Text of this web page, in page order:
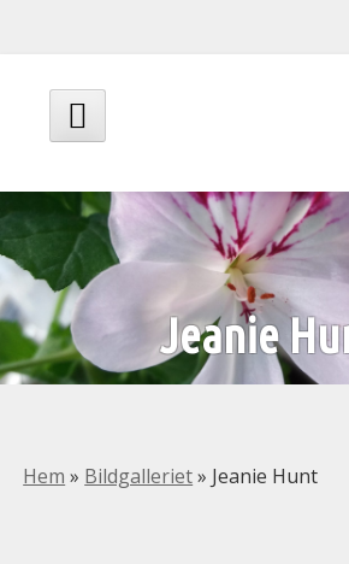
innehåll
Huvudmeny
Jeanie
Hem » Bildgalleriet» Jeanie Hunt